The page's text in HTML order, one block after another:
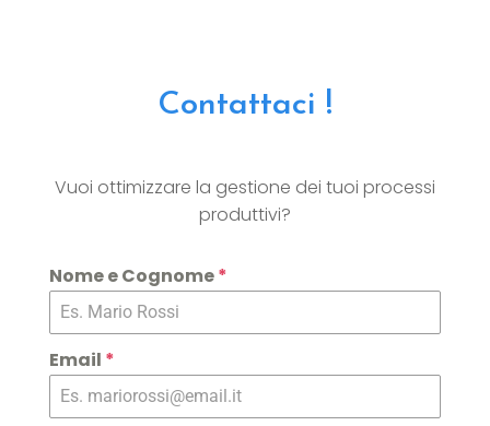
Contattaci !
Vuoi ottimizzare la gestione dei tuoi processi
produttivi?
Nome e Cognome*
Email *